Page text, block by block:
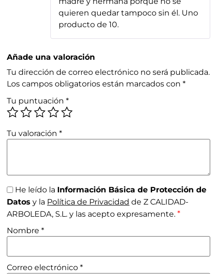
quieren quedar tampoco sin él. Uno
producto de 10.
Añade una valoración
Tu dirección de correo electrónico no será publicada.
Los campos obligatorios están marcados con*
Tu puntuación*
Tu valoración*
He leído la Información Básica de Protección de
Datos y la Política de Privacidad de Z CALIDAD-
ARBOLEDA, S.L. y las acepto expresamente. *
Nombre*
Correo electrónico*